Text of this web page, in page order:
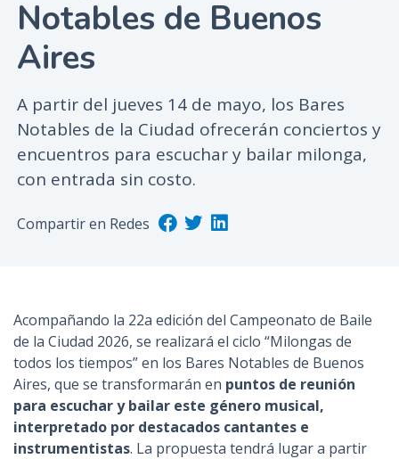
o
n
c
i
l
Notables de Buenos
Aires
A partir del jueves 14 de mayo, los Bares
Notables de la Ciudad ofrecerán conciertos y
encuentros para escuchar y bailar milonga,
con entrada sin costo.
Compartir en Redes
Acompañando la 22a edición del Campeonato de Baile
de la Ciudad 2026, se realizará el ciclo “Milongas de
todos los tiempos” en los Bares Notables de Buenos
Aires, que se transformarán en puntos de reunión
para escuchar y bailar este género musical,
interpretado por destacados cantantes e
instrumentistas. La propuesta tendrá lugar a partir